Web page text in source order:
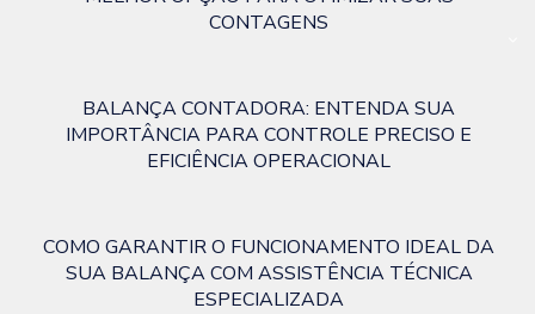
CONTAGENS
BALANÇA CONTADORA: ENTENDA SUA
IMPORTÂNCIA PARA CONTROLE PRECISO E
EFICIÊNCIA OPERACIONAL
COMO GARANTIR O FUNCIONAMENTO IDEAL DA
SUA BALANÇA COM ASSISTÊNCIA TÉCNICA
ESPECIALIZADA